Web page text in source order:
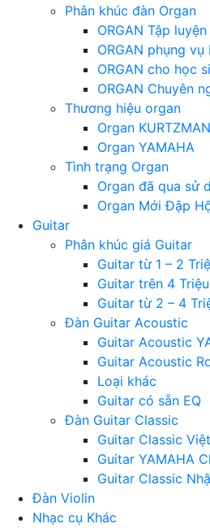
Phân khúc đàn Organ
ORGAN Tập luyện
ORGAN phụng vụ
ORGAN cho học
ORGAN Chuyên
Thương hiệu organ
Organ KURTZMAN
Organ YAMAHA
Tình trạng Organ
Organ đã qua sử
Organ Mới Đập
Guitar
Phân khúc giá Guitar
Guitar từ 1 – 2
Guitar trên 4 Triệu
Guitar từ 2 – 4
Đàn Guitar Acoustic
Guitar Acoustic
Guitar Acoustic
Loại khác
Guitar có sẵn EQ
Đàn Guitar Classic
Guitar Classic Việt
Guitar YAMAHA
Guitar Classic
Đàn Violin
Nhạc cụ Khác